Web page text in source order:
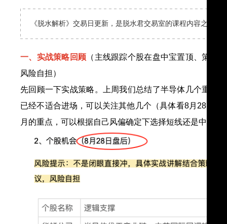
《脱水解析》交易日更新，是脱水君交易室的课程内容之一，
一、实战策略回顾 （主线跟踪个股在盘中宝置顶、策略
风险自担）
先回顾一下实战策略。
上周我们总结了半导体几个重点
已经不适合进场，可以关注其他几个（具体看8月28日
月的重点，可以根据自己风偏确定下选择短线还是中线策